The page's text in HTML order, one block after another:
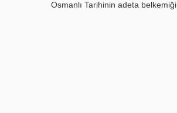
Osmanlı Tarihinin adeta